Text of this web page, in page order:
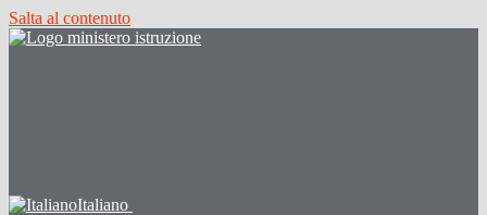
Salta al contenuto
Italiano